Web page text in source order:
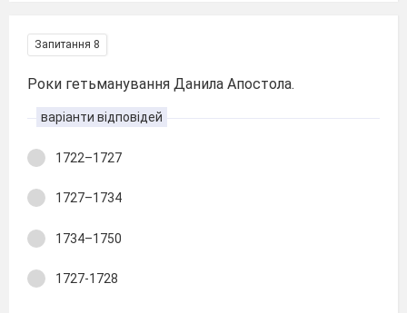
Запитання 8
Роки гетьманування Данила Апостола.
варіанти відповідей
1722–1727
1727–1734
1734–1750
1727-1728